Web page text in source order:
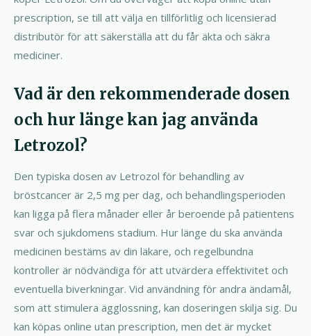
prescription, se till att välja en tillförlitlig och licensierad
distributör för att säkerställa att du får äkta och säkra
mediciner.
Vad är den rekommenderade dosen
och hur länge kan jag använda
Letrozol?
Den typiska dosen av Letrozol för behandling av
bröstcancer är 2,5 mg per dag, och behandlingsperioden
kan ligga på flera månader eller år beroende på patientens
svar och sjukdomens stadium. Hur länge du ska använda
medicinen bestäms av din läkare, och regelbundna
kontroller är nödvändiga för att utvärdera effektivitet och
eventuella biverkningar. Vid användning för andra ändamål,
som att stimulera ägglossning, kan doseringen skilja sig. Du
kan köpas online utan prescription, men det är mycket